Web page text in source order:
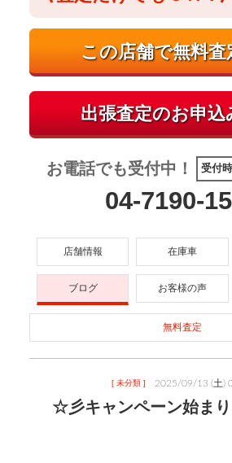
お電話でも受付中！ 受付
04-7190-
店舗情報 在庫車
ブログ お客様の声
無料査定
[ 未分類 ] 2025/09/13 (土)
☆彡キャンペーン始ま